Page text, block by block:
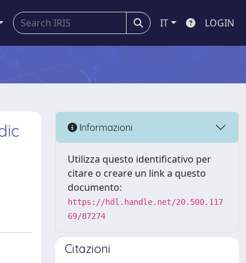
IT LOGIN
Informazioni
Utilizza questo identificativo per
citare o creare un link a questo
documento:
https://hdl.handle.net/20.500.117
69/87274
Citazioni